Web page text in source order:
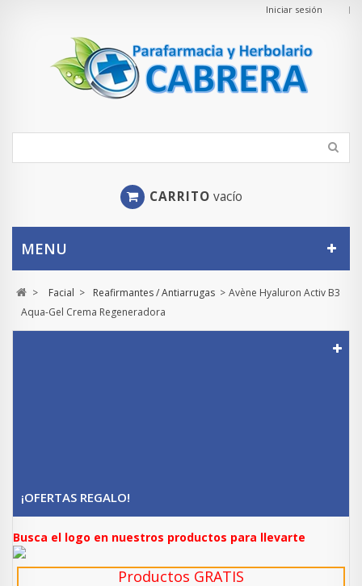
Iniciar sesión
CARRITO vacío
MENU
> Facial > Reafirmantes / Antiarrugas > Avène Hyaluron Activ B3
Aqua-Gel Crema Regeneradora
¡OFERTAS REGALO!
Busca el logo en nuestros productos para llevarte
Productos GRATIS